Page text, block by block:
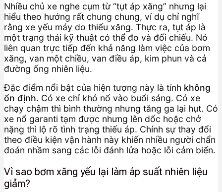
Nhiều chủ xe nghe cụm từ “tụt áp xăng” nhưng lại
hiểu theo hướng rất chung chung, ví dụ chỉ nghĩ
rằng xe yếu máy do thiếu xăng. Thực ra, tụt áp là
một trạng thái kỹ thuật có thể đo và đối chiếu. Nó
liên quan trực tiếp đến khả năng làm việc của bơm
xăng, van một chiều, van điều áp, kim phun và cả
đường ống nhiên liệu.
Đặc điểm nổi bật của hiện tượng này là tính không
ổn định. Có xe chỉ khó nổ vào buổi sáng. Có xe
chạy chậm thì bình thường nhưng tăng ga lại hụt. Có
xe nổ garanti tạm được nhưng lên dốc hoặc chở
nặng thì lộ rõ tình trạng thiếu áp. Chính sự thay đổi
theo điều kiện vận hành này khiến nhiều người chẩn
đoán nhầm sang các lỗi đánh lửa hoặc lỗi cảm biến.
Vì sao bơm xăng yếu lại làm áp suất nhiên liệu
giảm?